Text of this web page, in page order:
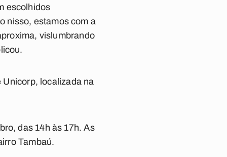
escolhidos
nisso, estamos com a
vislumbrando
Unicorp, localizada na
das 14h às 17h. As
Tambaú.